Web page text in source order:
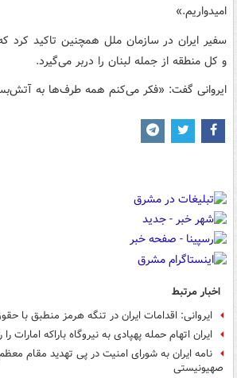
امیدواریم.»
سفیر ایران در سازمان ملل همچنین تاکید
و کل منطقه از جمله لبنان را دربر می‌گیرد.
ایروانی گفت: «فکر می‌کنم همه طرف‌ها به
اخبار مرتبط
ایروانی: اقدامات ایران در تنگه هرمز منطبق با
ایران اتهام حمله پهپادی به نیروگاه باراکه امارات را
نامه ایران به شورای امنیت در پی تهدید مقام
صهیونیستی